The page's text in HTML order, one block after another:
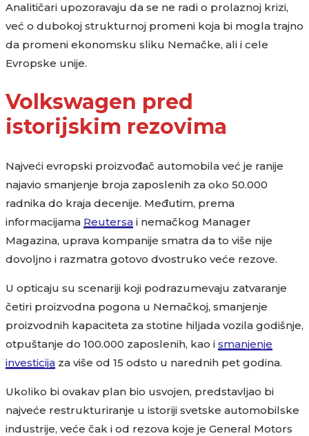
Analitičari upozoravaju da se ne radi o prolaznoj krizi,
već o dubokoj strukturnoj promeni koja bi mogla trajno
da promeni ekonomsku sliku Nemačke, ali i cele
Evropske unije.
Volkswagen pred
istorijskim rezovima
Najveći evropski proizvođač automobila već je ranije
najavio smanjenje broja zaposlenih za oko 50.000
radnika do kraja decenije. Međutim, prema
informacijama Reutersa i nemačkog Manager
Magazina, uprava kompanije smatra da to više nije
dovoljno i razmatra gotovo dvostruko veće rezove.
U opticaju su scenariji koji podrazumevaju zatvaranje
četiri proizvodna pogona u Nemačkoj, smanjenje
proizvodnih kapaciteta za stotine hiljada vozila godišnje,
otpuštanje do 100.000 zaposlenih, kao i smanjenje
investicija za više od 15 odsto u narednih pet godina.
Ukoliko bi ovakav plan bio usvojen, predstavljao bi
najveće restrukturiranje u istoriji svetske automobilske
industrije, veće čak i od rezova koje je General Motors